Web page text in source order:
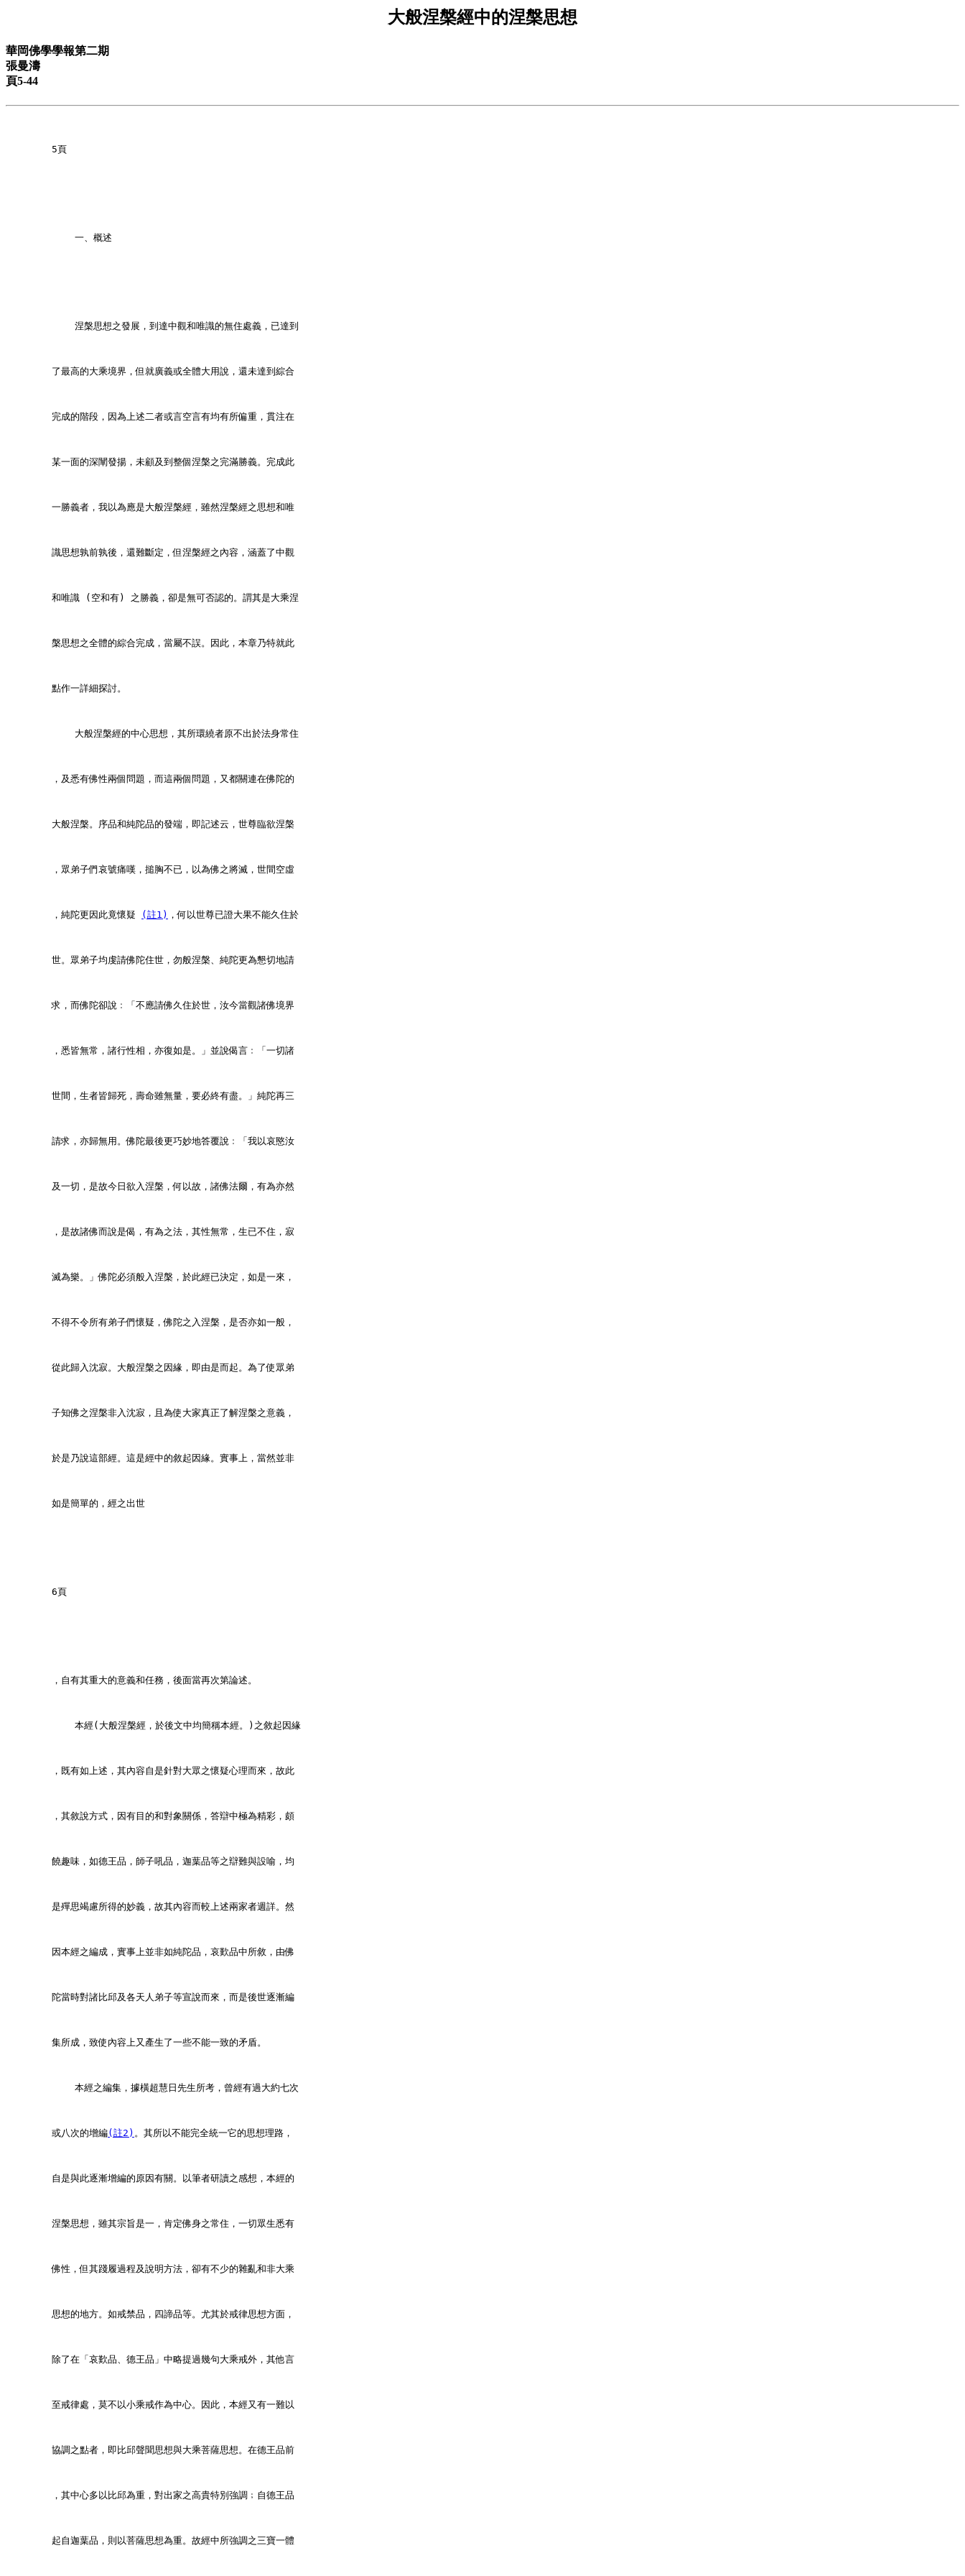
大般涅槃經中的涅槃思想
華岡佛學學報第二期
張曼濤
頁5-44
        5頁
            一、概述
            涅槃思想之發展，到達中觀和唯識的無住處義，已達到
        了最高的大乘境界，但就廣義或全體大用說，還未達到綜合
        完成的階段，因為上述二者或言空言有均有所偏重，貫注在
        某一面的深闡發揚，未顧及到整個涅槃之完滿勝義。完成此
        一勝義者，我以為應是大般涅槃經，雖然涅槃經之思想和唯
        識思想孰前孰後，還難斷定，但涅槃經之內容，涵蓋了中觀
        和唯識 (空和有) 之勝義，卻是無可否認的。謂其是大乘涅
        槃思想之全體的綜合完成，當屬不誤。因此，本章乃特就此
        點作一詳細探討。
            大般涅槃經的中心思想，其所環繞者原不出於法身常住
        ，及悉有佛性兩個問題，而這兩個問題，又都關連在佛陀的
        大般涅槃。序品和純陀品的發端，即記述云，世尊臨欲涅槃
        ，眾弟子們哀號痛嘆，搥胸不已，以為佛之將滅，世間空虛
        ，純陀更因此竟懷疑
(註1) ，何以世尊已證大果不能久住於
        世。眾弟子均虔請佛陀住世，勿般涅槃、純陀更為懇切地請
        求，而佛陀卻說﹕「不應請佛久住於世，汝今當觀諸佛境界
        ，悉皆無常，諸行性相，亦復如是。」並說偈言﹕「一切諸
        世間，生者皆歸死，壽命雖無量，要必終有盡。」純陀再三
        請求，亦歸無用。佛陀最後更巧妙地答覆說﹕「我以哀愍汝
        及一切，是故今日欲入涅槃，何以故，諸佛法爾，有為亦然
        ，是故諸佛而說是偈，有為之法，其性無常，生已不住，寂
        滅為樂。」佛陀必須般入涅槃，於此經已決定，如是一來，
        不得不令所有弟子們懷疑，佛陀之入涅槃，是否亦如一般，
        從此歸入沈寂。大般涅槃之因緣，即由是而起。為了使眾弟
        子知佛之涅槃非入沈寂，且為使大家真正了解涅槃之意義，
        於是乃說這部經。這是經中的敘起因緣。實事上，當然並非
        如是簡單的，經之出世
        6頁
        ，自有其重大的意義和任務，後面當再次第論述。
            本經(大般涅槃經，於後文中均簡稱本經。)之敘起因緣
        ，既有如上述，其內容自是針對大眾之懷疑心理而來，故此
        ，其敘說方式，因有目的和對象關係，答辯中極為精彩，頗
        饒趣味，如德王品，師子吼品，迦葉品等之辯難與設喻，均
        是殫思竭慮所得的妙義，故其內容而較上述兩家者週詳。然
        因本經之編成，實事上並非如純陀品，哀歎品中所敘，由佛
        陀當時對諸比邱及各天人弟子等宣說而來，而是後世逐漸編
        集所成，致使內容上又產生了一些不能一致的矛盾。
            本經之編集，據橫超慧日先生所考，曾經有過大約七次
        或八次的增編
(註2) 。其所以不能完全統一它的思想理路，
        自是與此逐漸增編的原因有關。以筆者研讀之感想，本經的
        涅槃思想，雖其宗旨是一，肯定佛身之常住，一切眾生悉有
        佛性，但其踐履過程及說明方法，卻有不少的雜亂和非大乘
        思想的地方。如戒禁品，四諦品等。尤其於戒律思想方面，
        除了在「哀歎品、德王品」中略提過幾句大乘戒外，其他言
        至戒律處，莫不以小乘戒作為中心。因此，本經又有一難以
        協調之點者，即比邱聲聞思想與大乘菩薩思想。在德王品前
        ，其中心多以比邱為重，對出家之高貴特別強調﹔自德王品
        起自迦葉品，則以菩薩思想為重。故經中所強調之三寶一體